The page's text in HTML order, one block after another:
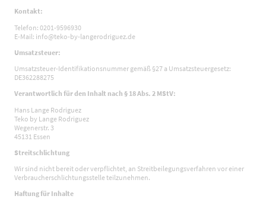
Kontakt:
Telefon: 0201-9596930
E-Mail: info@teko-by-langerodriguez.de
Umsatzsteuer:
Umsatzsteuer-Identifikationsnummer gemäß §27 a Umsatzsteuergesetz:
DE362288275
Verantwortlich für den Inhalt nach § 18 Abs. 2 MStV:
Hans Lange Rodriguez
Teko by Lange Rodriguez
Wegenerstr. 3
45131 Essen
Streitschlichtung
Wir sind nicht bereit oder verpflichtet, an Streitbeilegungsverfahren vor einer
Verbraucherschlichtungsstelle teilzunehmen.
Haftung für Inhalte